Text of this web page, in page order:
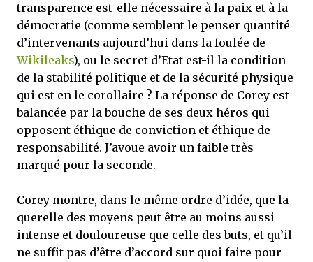
transparence est-elle nécessaire à la paix et à la
démocratie (comme semblent le penser quantité
d’intervenants aujourd’hui dans la foulée de
Wikileaks), ou le secret d’Etat est-il la condition
de la stabilité politique et de la sécurité physique
qui est en le corollaire ? La réponse de Corey est
balancée par la bouche de ses deux héros qui
opposent éthique de conviction et éthique de
responsabilité. J’avoue avoir un faible très
marqué pour la seconde.
Corey montre, dans le même ordre d’idée, que la
querelle des moyens peut être au moins aussi
intense et douloureuse que celle des buts, et qu’il
ne suffit pas d’être d’accord sur quoi faire pour